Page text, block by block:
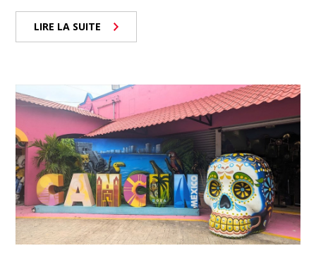
LIRE LA SUITE